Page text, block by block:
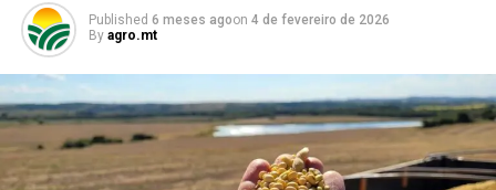
Published 6 meses agoon 4 de fevereiro de 2026
By agro.mt